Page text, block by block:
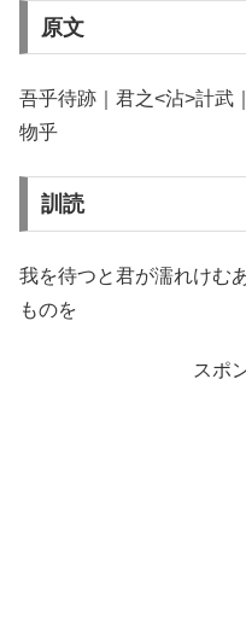
原文
吾乎待跡｜君之<沾>計武
物乎
訓読
我を待つと君が濡れけむ
ものを
スポ